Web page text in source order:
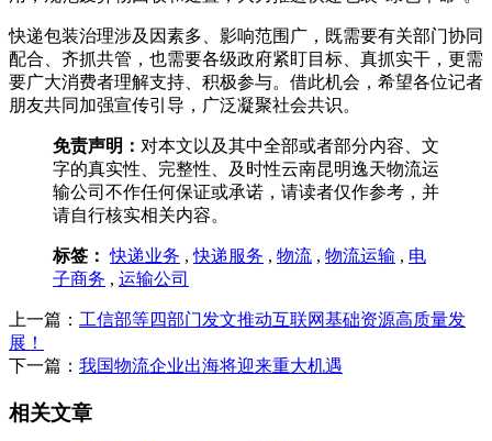
快递包装治理涉及因素多、影响范围广，既需要有关部门协同
配合、齐抓共管，也需要各级政府紧盯目标、真抓实干，更需
要广大消费者理解支持、积极参与。借此机会，希望各位记者
朋友共同加强宣传引导，广泛凝聚社会共识。
免责声明： 对本文以及其中全部或者部分内容、文
字的真实性、完整性、及时性云南昆明逸天物流运
输公司不作任何保证或承诺，请读者仅作参考，并
请自行核实相关内容。
标签： 快递业务 ,快递服务 , 物流 , 物流运输 , 电
子商务 , 运输公司
上一篇： 工信部等四部门发文推动互联网基础资源高质量发
展！
下一篇： 我国物流企业出海将迎来重大机遇
相关文章